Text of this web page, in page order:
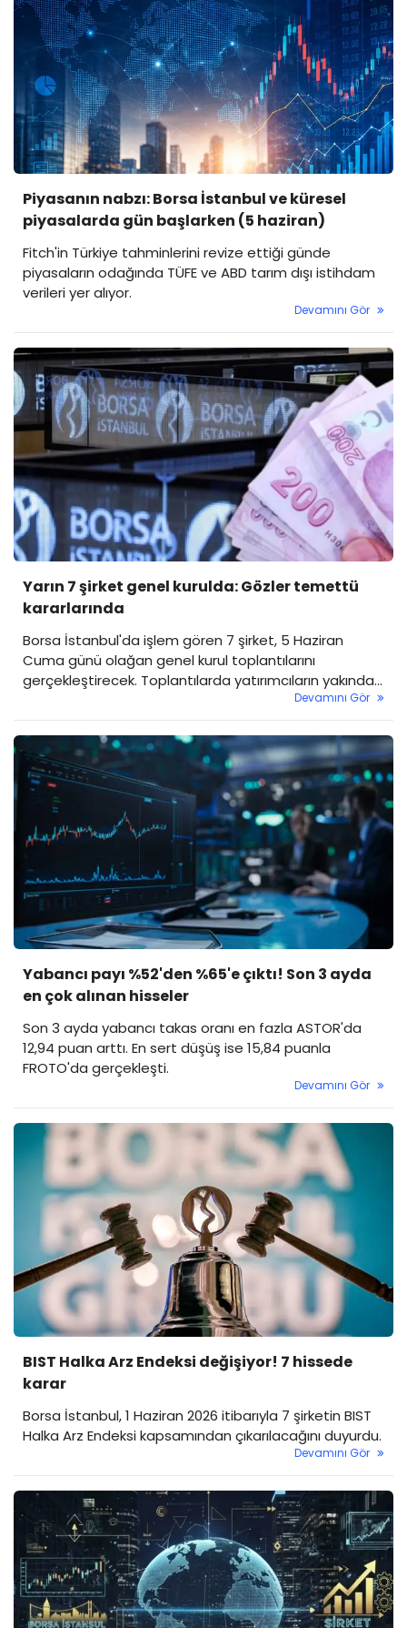
Piyasanın nabzı: Borsa İstanbul ve küresel
piyasalarda gün başlarken (5 haziran)
Fitch'in Türkiye tahminlerini revize ettiği günde
piyasaların odağında TÜFE ve ABD tarım dışı istihdam
verileri yer alıyor.
Devamını Gör
Yarın 7 şirket genel kurulda: Gözler temettü
kararlarında
Borsa İstanbul'da işlem gören 7 şirket, 5 Haziran
Cuma günü olağan genel kurul toplantılarını
gerçekleştirecek. Toplantılarda yatırımcıların yakından
takip ettiği temettü kararları da ortakların onayına
sunulacak.
Devamını Gör
Yabancı payı %52'den %65'e çıktı! Son 3 ayda
en çok alınan hisseler
Son 3 ayda yabancı takas oranı en fazla ASTOR'da
12,94 puan arttı. En sert düşüş ise 15,84 puanla
FROTO'da gerçekleşti.
Devamını Gör
BIST Halka Arz Endeksi değişiyor! 7 hissede
karar
Borsa İstanbul, 1 Haziran 2026 itibarıyla 7 şirketin BIST
Halka Arz Endeksi kapsamından çıkarılacağını duyurdu.
Devamını Gör